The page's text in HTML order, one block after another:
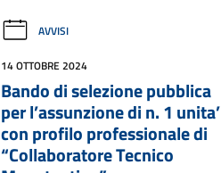
AVVISI
14 OTTOBRE 2024
Bando di selezione pubblica
per l’assunzione di n. 1 unita’
con profilo professionale di
“Collaboratore Tecnico